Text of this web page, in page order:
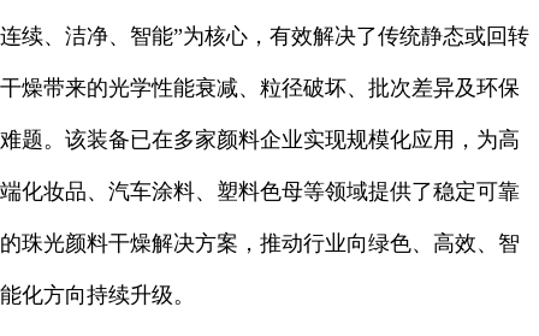
连续、洁净、智能”为核心，有效解决了传统静态或回转
干燥带来的光学性能衰减、粒径破坏、批次差异及环保
难题。该装备已在多家颜料企业实现规模化应用，为高
端化妆品、汽车涂料、塑料色母等领域提供了稳定可靠
的珠光颜料干燥解决方案，推动行业向绿色、高效、智
能化方向持续升级。